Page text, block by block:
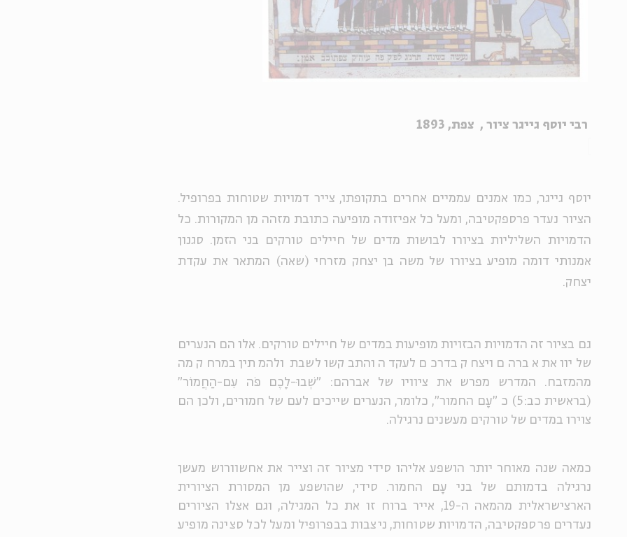
רבי יוסף גייגר ציור , צפת, 1893
יוסף גייגר, כמו אמנים עממיים אחרים בתקופתו, צייר דמויות שטוחות בפרופיל.
הציור נעדר פרספקטיבה, ומעל כל אפיזודה מופיעה כתובת מזהה מן המקורות. כל
הדמויות השליליות בציורו לבושות מדים של חיילים טורקים בני הזמן. סגנון
אמנותי דומה מופיע בציורו של משה בן יצחק מזרחי (שאה) המתאר את עקדת
יצחק.
גם בציור זה הדמויות הבזויות מופיעות במדים של חיילים טורקים. אלו הם הנערים
שליוו את אברהם ויצחק בדרכם לעקדה והתבקשו לשבת ולהמתין במרחק מה
מהמזבח. המדרש מפרש את ציוויו של אברהם: "שְׁבוּ-לָכֶם פֹּה עִם-הַחֲמוֹר"
(בראשית כב:5) כ "עָם החמור", כלומר, הנערים שייכים לעם של חמורים, ולכן הם
צוירו במדים של טורקים מעשנים נרגילה.
כמאה שנה מאוחר יותר הושפע אליהו סידי מציור זה וצייר את אחשוורוש מעשן
נרגילה בדמותם של בני עָם החמור. סידי, שהושפע מן המסורת הציורית
הארצישראלית מהמאה ה-19, אייר ברוח זו את כל המגילה, וגם אצלו הציורים
נעדרים פרספקטיבה, הדמויות שטוחות, ניצבות בבפרופיל ומעל לכל סצינה מופיע